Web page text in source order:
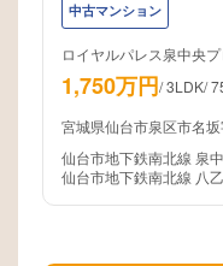
中古マンション
ロイヤルパレス泉中央
1,750万円/3LDK/
宮城県仙台市泉区市名
仙台市地下鉄南北線 泉
仙台市地下鉄南北線 八